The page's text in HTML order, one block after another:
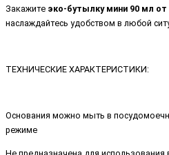
Закажите эко-бутылку мини 90 мл
наслаждайтесь удобством в любой
ТЕХНИЧЕСКИЕ ХАРАКТЕРИСТИКИ:
Основания можно мыть в
режиме